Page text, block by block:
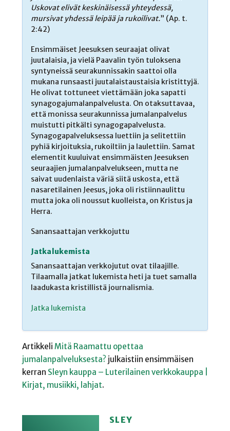
Uskovat elivät keskinäisessä yhteydessä,
mursivat yhdessä leipää ja rukoilivat.” (Ap. t.
2:42)
Ensimmäiset Jeesuksen seuraajat olivat
juutalaisia, ja vielä Paavalin työn tuloksena
syntyneissä seurakunnissakin saattoi olla
mukana runsaasti juutalaistaustaisia kristittyjä.
He olivat tottuneet viettämään joka sapatti
synagogajumalanpalvelusta. On otaksuttavaa,
että monissa seurakunnissa jumalanpalvelus
muistutti pitkälti synagogapalvelusta.
Synagogapalveluksessa luettiin ja selitettiin
pyhiä kirjoituksia, rukoiltiin ja laulettiin. Samat
elementit kuuluivat ensimmäisten Jeesuksen
seuraajien jumalanpalvelukseen, mutta ne
saivat uudenlaista väriä siitä uskosta, että
nasaretilainen Jeesus, joka oli ristiinnaulittu
mutta joka oli noussut kuolleista, on Kristus ja
Herra.
Sanansaattajan verkkojuttu
Jatka lukemista
Sanansaattajan verkkojutut ovat tilaajille.
Tilaamalla jatkat lukemista heti ja tuet samalla
laadukasta kristillistä journalismia.
Jatka lukemista
Artikkeli Mitä Raamattu opettaa
jumalanpalveluksesta? julkaistiin ensimmäisen
kerran Sleyn kauppa – Luterilainen verkkokauppa |
Kirjat, musiikki, lahjat.
SLEY